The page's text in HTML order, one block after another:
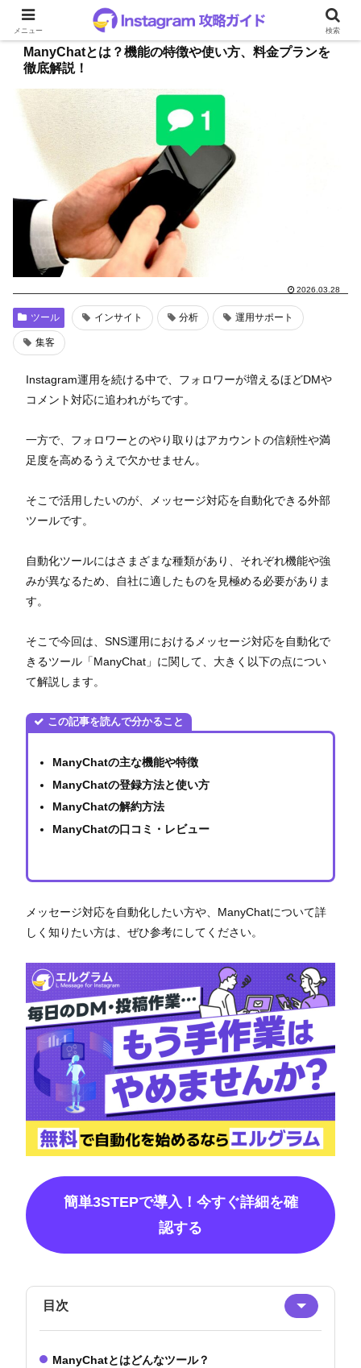
ManyChatとは？機能の特徴や使い方、料金プランを
徹底解説！
2026.03.28
ツール インサイト 分析 運用サポート
集客
Instagram運用を続ける中で、フォロワーが増えるほどDMや
コメント対応に追われがちです。
一方で、フォロワーとのやり取りはアカウントの信頼性や満
足度を高めるうえで欠かせません。
そこで活用したいのが、メッセージ対応を自動化できる外部
ツールです。
自動化ツールにはさまざまな種類があり、それぞれ機能や強
みが異なるため、自社に適したものを見極める必要がありま
す。
そこで今回は、SNS運用におけるメッセージ対応を自動化で
きるツール「ManyChat」に関して、大きく以下の点につい
て解説します。
この記事を読んで分かること
ManyChatの主な機能や特徴
ManyChatの登録方法と使い方
ManyChatの解約方法
ManyChatの口コミ・レビュー
メッセージ対応を自動化したい方や、ManyChatについて詳
しく知りたい方は、ぜひ参考にしてください。
簡単3STEPで導入！今すぐ詳細を確
認する
目次
ManyChatとはどんなツール？
メニュー 検索